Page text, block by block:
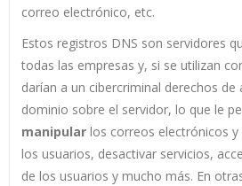
correo electrónico, etc.
Estos registros DNS son servidores
todas las empresas y, si se utilizan
darían a un cibercriminal derechos de
dominio sobre el servidor, lo que le
manipularlos correos electrónicos y
los usuarios, desactivar servicios,
de los usuarios y mucho más. En